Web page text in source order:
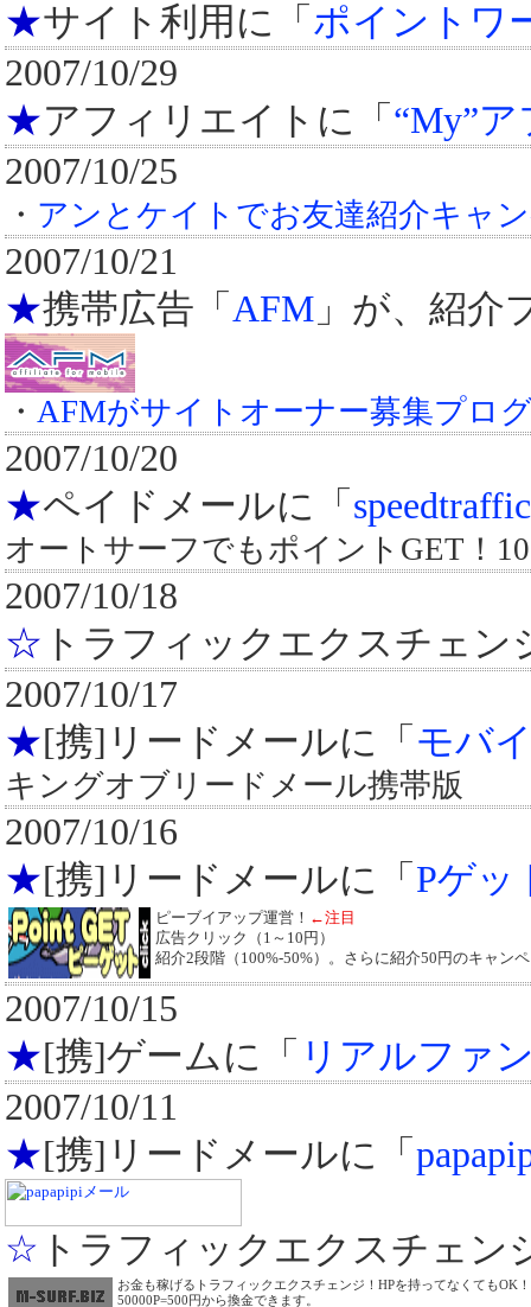
★サイト利用に「 ポイントワ
2007/10/29
★アフィリエイトに「 “My”
2007/10/25
・ アンとケイトでお友達紹介キャ
2007/10/21
★携帯広告「 AFM 」が、紹介
・ AFMがサイトオーナー募集プロ
2007/10/20
★ペイドメールに「
オートサーフでもポイントGET！
2007/10/18
☆ トラフィックエクスチェン
2007/10/17
★[携]リードメールに「 モバ
キングオブリードメール携帯版
2007/10/16
★[携]リードメールに「 Pゲッ
ピーブイアップ運営！ ←注目
広告クリック（1～10円）
紹介2段階（100%-50%）。さらに紹介50円のキャン
2007/10/15
★[携]ゲームに「 リアルファ
2007/10/11
★[携]リードメールに「
☆ トラフィックエクスチェン
お金も稼げるトラフィックエクスチェンジ！HPを持ってなくてもOK
50000P=500円から換金できます。